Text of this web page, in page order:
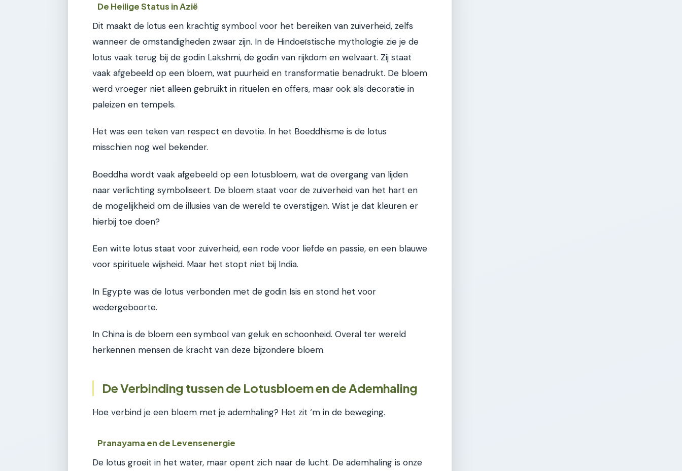
De Heilige Status in Azië
Dit maakt de lotus een krachtig symbool voor het bereiken van zuiverheid, zelfs
wanneer de omstandigheden zwaar zijn. In de Hindoeïstische mythologie zie je de
lotus vaak terug bij de godin Lakshmi, de godin van rijkdom en welvaart. Zij staat
vaak afgebeeld op een bloem, wat puurheid en transformatie benadrukt. De bloem
werd vroeger niet alleen gebruikt in rituelen en offers, maar ook als decoratie in
paleizen en tempels.
Het was een teken van respect en devotie. In het Boeddhisme is de lotus
misschien nog wel bekender.
Boeddha wordt vaak afgebeeld op een lotusbloem, wat de overgang van lijden
naar verlichting symboliseert. De bloem staat voor de zuiverheid van het hart en
de mogelijkheid om de illusies van de wereld te overstijgen. Wist je dat kleuren er
hierbij toe doen?
Een witte lotus staat voor zuiverheid, een rode voor liefde en passie, en een blauwe
voor spirituele wijsheid. Maar het stopt niet bij India.
In Egypte was de lotus verbonden met de godin Isis en stond het voor
wedergeboorte.
In China is de bloem een symbool van geluk en schoonheid. Overal ter wereld
herkennen mensen de kracht van deze bijzondere bloem.
De Verbinding tussen de Lotusbloem en de Ademhaling
Hoe verbind je een bloem met je ademhaling? Het zit ‘m in de beweging.
Pranayama en de Levensenergie
De lotus groeit in het water, maar opent zich naar de lucht. De ademhaling is onze